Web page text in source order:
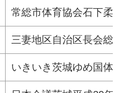
常総市体育協会石下柔
三妻地区自治区長会総
いきいき茨城ゆめ国体